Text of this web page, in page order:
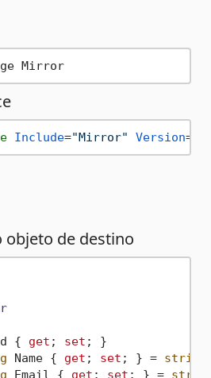
dotnet add package Mirror
Include="Mirror" Version=
objeto de destino
{ get ; set ; }
Name { get ; set ; } = string
Email { get ; set ; } =